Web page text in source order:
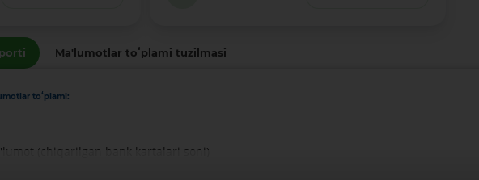
Ma'lumotlar toʻplami tuzilmasi
toʻplami:
(chiqarilgan bank kartalari soni)